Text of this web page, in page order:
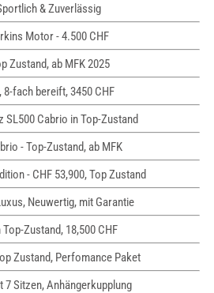
Sportlich & Zuverlässig
Motor - 4.500 CHF
Zustand, ab MFK 2025
8-fach bereift, 3450 CHF
SL500 Cabrio in Top-Zustand
- Top-Zustand, ab MFK
- CHF 53,900, Top Zustand
Neuwertig, mit Garantie
Zustand, 18,500 CHF
Zustand, Perfomance Paket
7 Sitzen, Anhängerkupplung